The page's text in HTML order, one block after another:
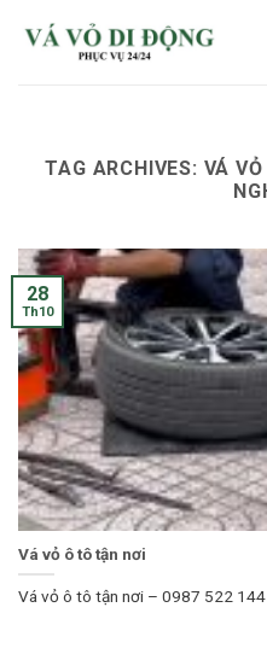
TAG ARCHIVES: VÁ
Vá vỏ ô tô tận nơi
Vá vỏ ô tô tận nơi – 0987 522 144
28
Th10